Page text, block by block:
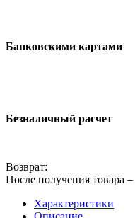
Банковскими картами
Безналичный расчет
Возврат:
После получения товара –
Характеристики